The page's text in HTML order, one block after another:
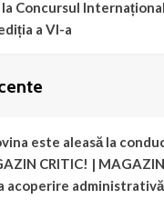
Concursul
a VI-a
este aleasă la
CRITIC! |
acoperire